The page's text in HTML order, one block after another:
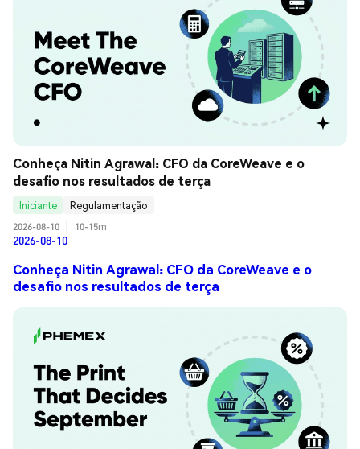
Conheça Nitin Agrawal: CFO da CoreWeave e o
desafio nos resultados de terça
Iniciante
Regulamentação
2026-08-10
10-15m
2026-08-10
Conheça Nitin Agrawal: CFO da CoreWeave e o
desafio nos resultados de terça